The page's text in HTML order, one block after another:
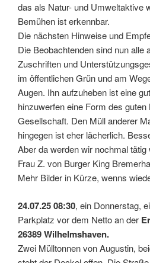
das als Natur- und Umweltaktive
Bemühen ist erkennbar.
Die nächsten Hinweise und
Die Beobachtenden sind nun alle
Zuschriften und
im öffentlichen Grün und am
Augen. Ihn aufzuheben ist eine
hinzuwerfen eine Form des
Gesellschaft. Den Müll anderer
hingegen ist eher lächerlich.
Aber da werden wir nochmal
Frau Z. von Burger King
Mehr Bilder in Kürze, wenns
24.07.25 08:30, ein Donnerstag,
Parkplatz vor dem Netto an der
26389 Wilhelmshaven.
Zwei Mülltonnen von Augustin,